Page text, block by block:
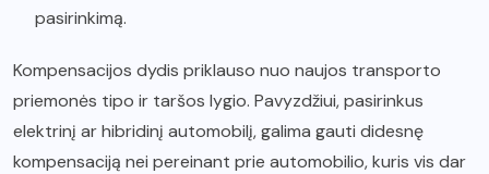
pasirinkimą.
Kompensacijos dydis priklauso nuo naujos transporto
priemonės tipo ir taršos lygio. Pavyzdžiui, pasirinkus
elektrinį ar hibridinį automobilį, galima gauti didesnę
kompensaciją nei pereinant prie automobilio, kuris vis dar